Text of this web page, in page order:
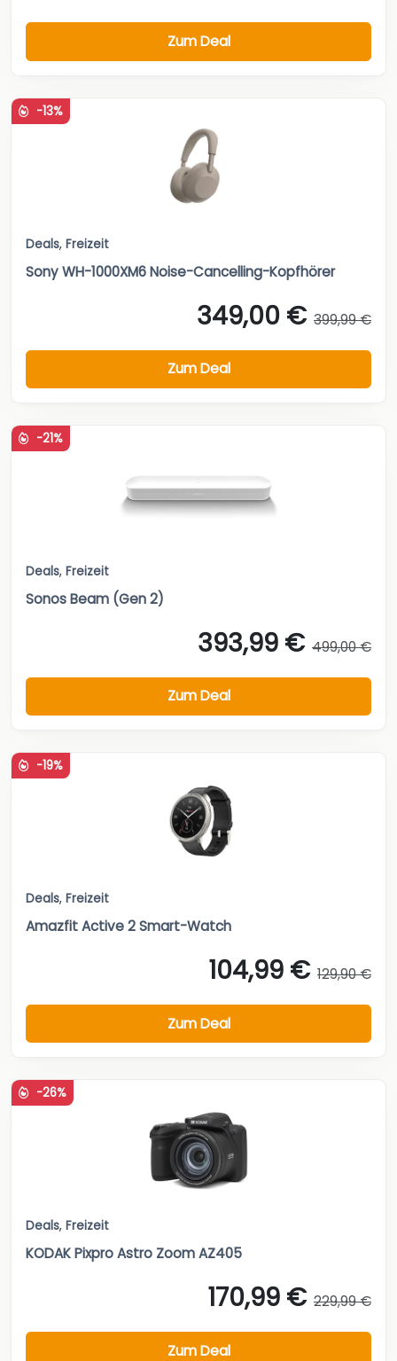
Zum Deal
-13%
Deals, Freizeit
Sony WH-1000XM6 Noise-Cancelling-Kopfhörer
349,00 € 399,99 €
Zum Deal
-21%
Deals, Freizeit
Sonos Beam (Gen 2)
393,99 € 499,00 €
Zum Deal
-19%
Deals, Freizeit
Amazfit Active 2 Smart-Watch
104,99 € 129,90 €
Zum Deal
-26%
Deals, Freizeit
KODAK Pixpro Astro Zoom AZ405
170,99 € 229,99 €
Zum Deal